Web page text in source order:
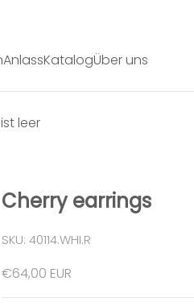
AnlassKatalogÜber uns
leer
Cherry earrings
SKU: 40114.WHI.R
Angebot
€64,00 EUR